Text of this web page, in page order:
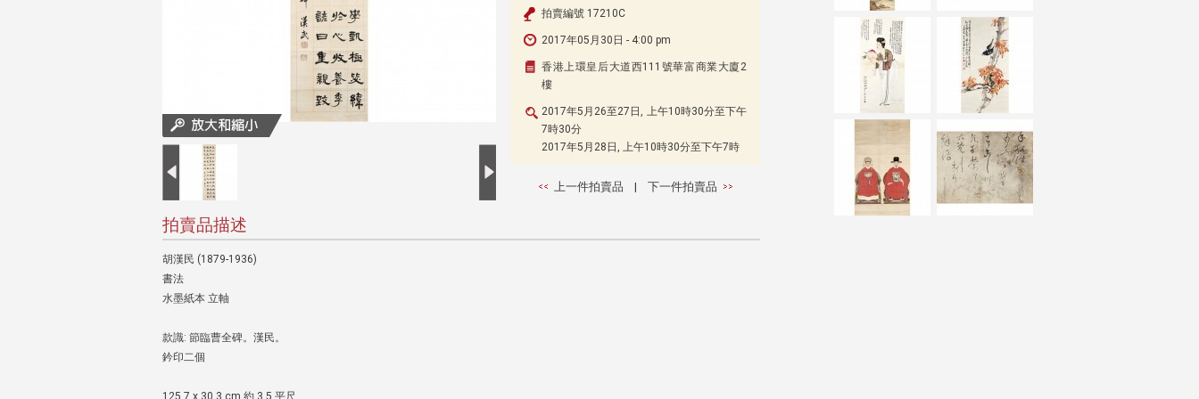
拍賣編號 17210C
2017年05月30日 - 4:00 pm
香港上環皇后大道西111號華富商業大廈2
樓
2017年5月26至27日, 上午10時30分至下午
7時30分
2017年5月28日, 上午10時30分至下午7時
上一件拍賣品 | 下一件拍賣品
拍賣品描述
胡漢民 (1879-1936)
書法
水墨紙本 立軸
款識: 節臨曹全碑。漢民。
鈐印二個
125.7 x 30.3 cm 約 3.5 平尺